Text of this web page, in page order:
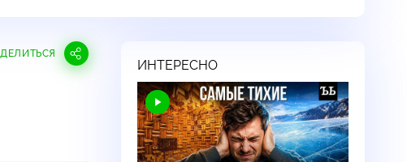
ИНТЕРЕСНО